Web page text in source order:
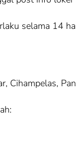
selama 14
Cihampelas,